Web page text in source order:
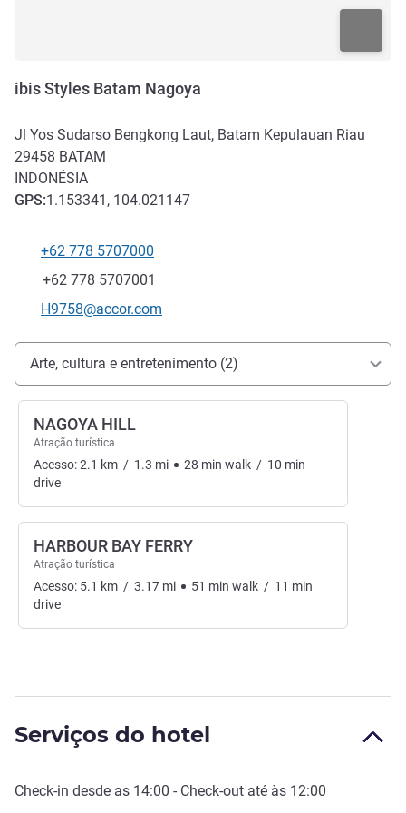
ibis Styles Batam Nagoya
Jl Yos Sudarso Bengkong Laut, Batam Kepulauan Riau
29458 BATAM
INDONÉSIA
GPS:1.153341, 104.021147
Telefone
+62 778 5707000
Fax
+62 778 5707001
E-mail de contacto
H9758@accor.com
Acesso e transporte
Arte, cultura e entretenimento (2)
NAGOYA HILL
Atração turística
Acesso:2.1 km / 1.3 mi 28 min walk / 10 min
drive
HARBOUR BAY FERRY
Atração turística
Acesso: 5.1 km / 3.17 mi 51 min walk / 11 min
drive
Serviços do hotel
Check-in desde as 14:00 - Check-out até às 12:00